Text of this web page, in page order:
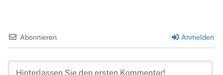
Abonnieren Anmelden